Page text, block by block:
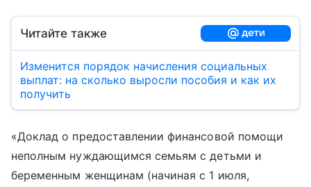
Читайте также
Изменится порядок начисления социальных
выплат: на сколько выросли пособия и как их
получить
«Доклад о предоставлении финансовой помощи
неполным нуждающимся семьям с детьми и
беременным женщинам (начиная с 1 июля,